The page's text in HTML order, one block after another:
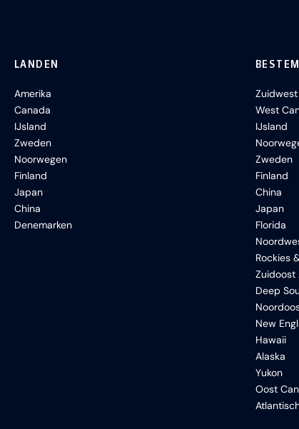
LANDEN
Amerika
Canada
IJsland
Zweden
Noorwegen
Finland
Japan
China
Denemarken
West
IJsland
Zweden
Finland
China
Japan
Florida
Rockies
Zuidoost
Deep
New
Hawaii
Alaska
Yukon
Oost